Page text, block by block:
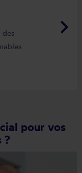
keyboard_arrow_right
des
pour vos
?